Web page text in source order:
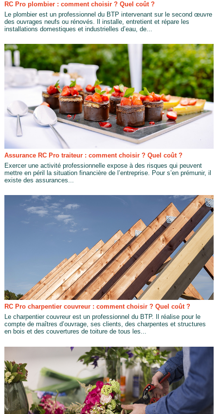
RC Pro plombier : comment choisir ? Quel coût ?
Le plombier est un professionnel du BTP intervenant sur le second œuvre
des ouvrages neufs ou rénovés. Il installe, entretient et répare les
installations domestiques et industrielles d’eau, de...
Assurance RC Pro traiteur : comment choisir ? Quel coût ?
Exercer une activité professionnelle expose à des risques qui peuvent
mettre en péril la situation financière de l’entreprise. Pour s’en prémunir, il
existe des assurances...
RC Pro charpentier couvreur : comment choisir ? Quel coût ?
Le charpentier couvreur est un professionnel du BTP. Il réalise pour le
compte de maîtres d’ouvrage, ses clients, des charpentes et structures
en bois et des couvertures de toiture de tous les...